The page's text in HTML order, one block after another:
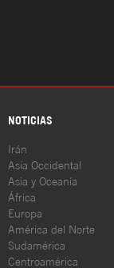
NOTICIAS
Irán
Asia Occidental
Asia y Oceanía
África
Europa
América del Norte
Sudamérica
Centroamérica